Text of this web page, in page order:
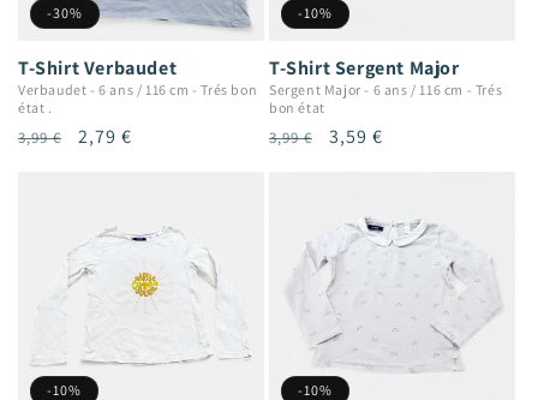
-30%
T-Shirt Verbaudet
Verbaudet -6 ans / 116 cm -Trés bon
état .
Prix
3,99 €
Prix
2,79 €
-10%
T-Shirt Sergent Major
Sergent Major - 6 ans / 116 cm - Trés
bon état
Prix
3,99 €
Prix
3,59 €
-10% -10%